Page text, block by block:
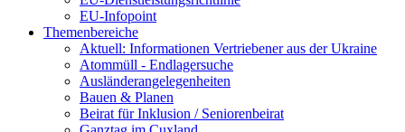
EU-Infopoint
Themenbereiche
Aktuell: Informationen Vertriebener aus der Ukraine
Atommüll - Endlagersuche
Ausländerangelegenheiten
Bauen & Planen
Beirat für Inklusion / Seniorenbeirat